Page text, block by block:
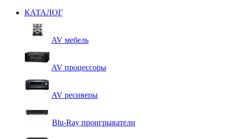
КАТАЛОГ
AV мебель
AV процессоры
AV ресиверы
Blu-Ray проигрыватели